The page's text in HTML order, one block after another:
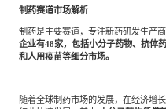
制药赛道市场解析
制药是主要赛道，专注新药研发生产商
企业有48家，包括小分子药物、抗体
和人用疫苗等细分市场。
随着全球制药市场的发展，在经济增